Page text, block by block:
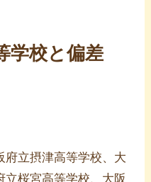
学校と偏差
府立摂津高等学校、大
立桜宮高等学校、大阪